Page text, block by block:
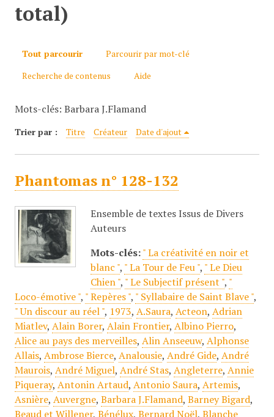
total)
Tout parcourir
Parcourir par mot-clé
Recherche de contenus
Aide
Mots-clés: Barbara J.Flamand
Trier par : Titre Créateur Date d'ajout
Phantomas n° 128-132
Ensemble de textes Issus de Divers
Auteurs
Mots-clés: " La créativité en noir et
blanc ", " La Tour de Feu ", " Le Dieu
Chien ", " Le Subjectif présent ", "
Loco-émotive ", " Repères ", " Syllabaire de Saint Blave ",
" Un discour au réel ", 1973, A.Saura, Acteon, Adrian
Miatlev, Alain Borer, Alain Frontier, Albino Pierro,
Alice au pays des merveilles, Alin Anseeuw, Alphonse
Allais, Ambrose Bierce, Analousie, André Gide, André
Maurois, André Miguel, André Stas, Angleterre, Annie
Piqueray, Antonin Artaud, Antonio Saura, Artemis,
Asnière, Auvergne, Barbara J.Flamand, Barney Bigard,
Beaud et Willener, Bénélux, Bernard Noël, Blanche